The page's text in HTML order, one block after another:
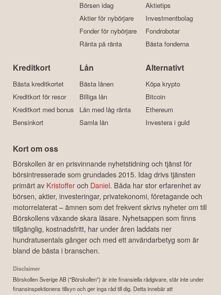
Börsen idag
Aktier för nybörjare
Fonder för nybörjare
Ränta på ränta
Aktietips
Investmentbolag
Fondrobotar
Bästa fonderna
Kreditkort
Bästa kreditkortet
Kreditkort för resor
Kreditkort med bonus
Bensinkort
Lån
Bästa lånen
Billiga lån
Lån med låg ränta
Samla lån
Alternativt
Köpa krypto
Bitcoin
Ethereum
Investera i guld
Kort om oss
Börskollen är en prisvinnande nyhetstidning och tjänst för
börsintresserade som grundades 2015. Idag drivs tjänsten
primärt av Kristofferoch Daniel. Båda har stor erfarenhet av
börsen, aktier, investeringar, privatekonomi, företagande och
motorrelaterat – ämnen som det frekvent skrivs nyheter om till
Börskollens växande skara läsare. Nyhetsappen som finns
tillgänglig, kostnadsfritt, har under åren laddats ner
hundratusentals gånger och med ett användarbetyg som är
bland de bästa i branschen.
Disclaimer
Börskollen Sverige AB ("Börskollen") är inte finansiella rådgivare, står inte under
finansinspektionens tillsyn och ger inga råd till dig. Detta innebär att